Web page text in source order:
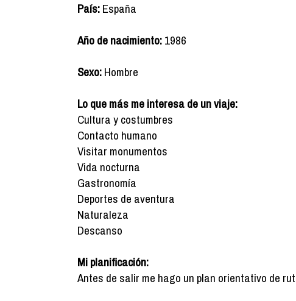
País:España
Año de nacimiento:1986
Sexo:Hombre
Lo que más me interesa de un viaje:
Cultura y costumbres
Contacto humano
Visitar monumentos
Vida nocturna
Gastronomía
Deportes de aventura
Naturaleza
Descanso
Mi planificación:
Antes de salir me hago un plan orientativo de